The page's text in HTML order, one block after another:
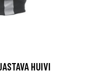
HUIVI